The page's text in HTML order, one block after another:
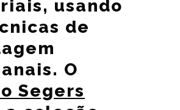
usando
de
O
Segers